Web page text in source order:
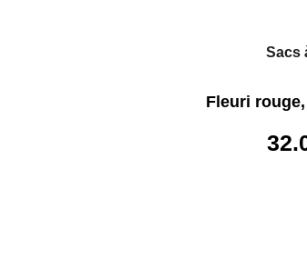
Sacs
Fleuri